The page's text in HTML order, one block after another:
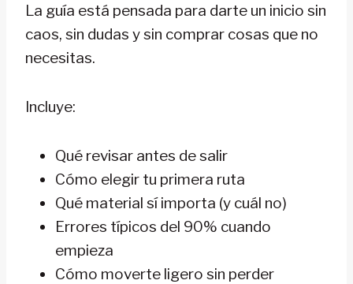
La guía está pensada para darte un inicio sin
caos, sin dudas y sin comprar cosas que no
necesitas.
Incluye:
Qué revisar antes de salir
Cómo elegir tu primera ruta
Qué material sí importa (y cuál no)
Errores típicos del 90% cuando
empieza
Cómo moverte ligero sin perder